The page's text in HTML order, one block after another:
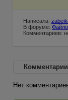
Написала:
В форуме:
Комментариев:
Комментарии
Нет